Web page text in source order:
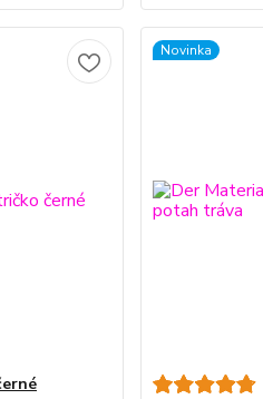
Novinka